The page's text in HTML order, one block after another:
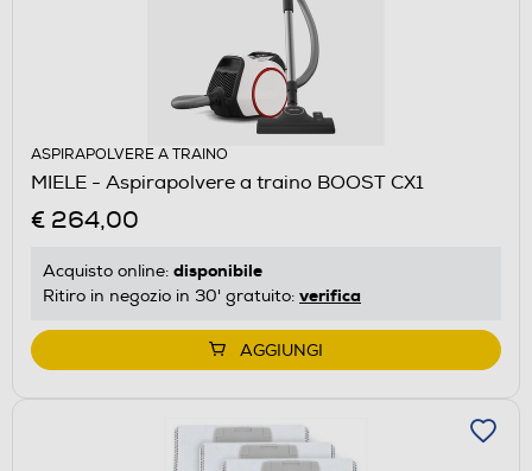
ASPIRAPOLVERE A TRAINO
MIELE - Aspirapolvere a traino BOOST CX1
€ 264,00
Acquisto online: disponibile
Ritiro in negozio in 30' gratuito: verifica
AGGIUNGI